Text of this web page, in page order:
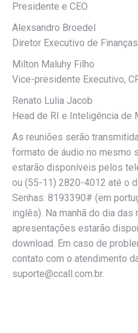
Presidente e CEO
Alexsandro Broedel
Diretor Executivo de
Milton Maluhy Filho
Vice-presidente Executivo,
Renato Lulia Jacob
Head de RI e Inteligência de
As reuniões serão
formato de áudio no mesmo
estarão disponíveis pelos
ou (55-11) 2820-4012 até o
Senhas: 8193390# (em
inglês). Na manhã do dia
apresentações estarão
download. Em caso de
contato com o atendimento
suporte@ccall.com.br.